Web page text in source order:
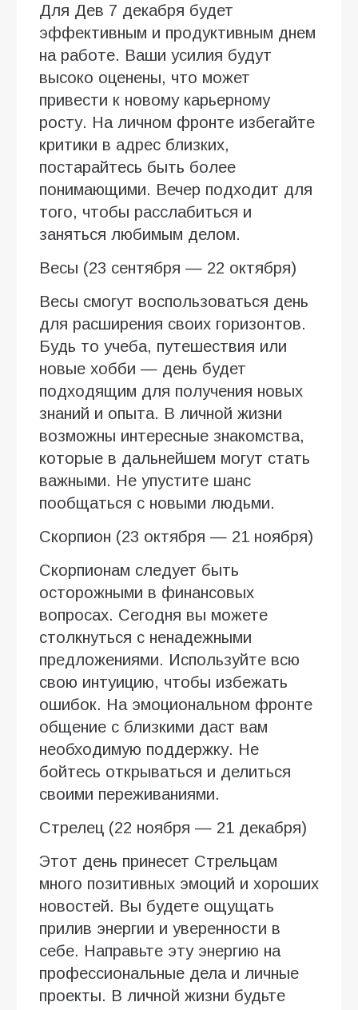
Для Дев 7 декабря будет
эффективным и продуктивным днем
на работе. Ваши усилия будут
высоко оценены, что может
привести к новому карьерному
росту. На личном фронте избегайте
критики в адрес близких,
постарайтесь быть более
понимающими. Вечер подходит для
того, чтобы расслабиться и
заняться любимым делом.
Весы (23 сентября — 22 октября)
Весы смогут воспользоваться день
для расширения своих горизонтов.
Будь то учеба, путешествия или
новые хобби — день будет
подходящим для получения новых
знаний и опыта. В личной жизни
возможны интересные знакомства,
которые в дальнейшем могут стать
важными. Не упустите шанс
пообщаться с новыми людьми.
Скорпион (23 октября — 21 ноября)
Скорпионам следует быть
осторожными в финансовых
вопросах. Сегодня вы можете
столкнуться с ненадежными
предложениями. Используйте всю
свою интуицию, чтобы избежать
ошибок. На эмоциональном фронте
общение с близкими даст вам
необходимую поддержку. Не
бойтесь открываться и делиться
своими переживаниями.
Стрелец (22 ноября — 21 декабря)
Этот день принесет Стрельцам
много позитивных эмоций и хороших
новостей. Вы будете ощущать
прилив энергии и уверенности в
себе. Направьте эту энергию на
профессиональные дела и личные
проекты. В личной жизни будьте